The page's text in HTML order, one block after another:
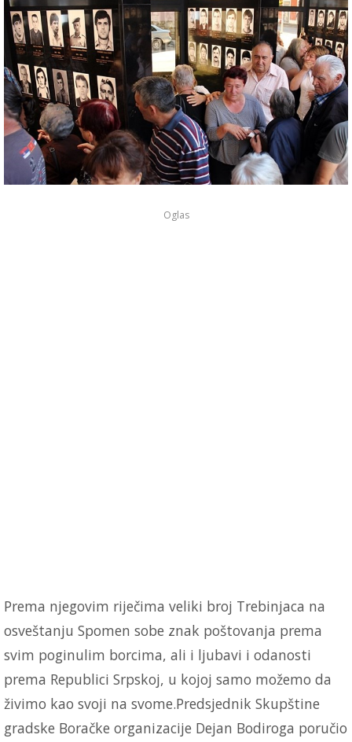
Oglas
Prema njegovim riječima veliki broj Trebinjaca na
osveštanju Spomen sobe znak poštovanja prema
svim poginulim borcima, ali i ljubavi i odanosti
prema Republici Srpskoj, u kojoj samo možemo da
živimo kao svoji na svome.Predsjednik Skupštine
gradske Boračke organizacije Dejan Bodiroga poručio